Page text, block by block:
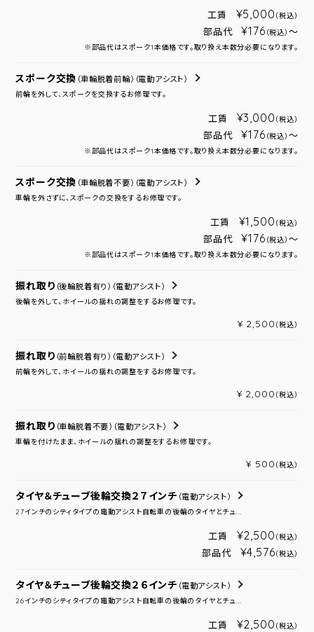
工賃 ¥5,000 （税込）
部品代 ¥176 （税込） ～
※部品代はスポーク1本価格です。取り換え本数分必要になります。
スポーク交換 （車輪脱着前輪） （電動アシスト）
前輪を外して、スポークを交換するお修理です。
工賃 ¥3,000 （税込）
部品代 ¥176 （税込） ～
※部品代はスポーク1本価格です。取り換え本数分必要になります。
スポーク交換 （車輪脱着不要） （電動アシスト）
車輪を外さずに、スポークの交換をするお修理です。
工賃 ¥1,500 （税込）
部品代 ¥176 （税込） ～
※部品代はスポーク1本価格です。取り換え本数分必要になります。
振れ取り （後輪脱着有り） （電動アシスト）
後輪を外して、ホイールの揺れの調整をするお修理です。
¥ 2,500 （税込）
振れ取り （前輪脱着有り） （電動アシスト）
前輪を外して、ホイールの揺れの調整をするお修理です。
¥ 2,000 （税込）
振れ取り （車輪脱着不要） （電動アシスト）
車輪を付けたまま、ホイールの揺れの調整をするお修理です。
¥ 500 （税込）
タイヤ＆チューブ後輪交換２７インチ （電動アシスト）
27インチのシティタイプの電動アシスト自転車の後輪のタイヤとチュ...
工賃 ¥2,500 （税込）
部品代 ¥4,576（税込）
タイヤ＆チューブ後輪交換２６インチ （電動アシスト）
26インチのシティタイプの電動アシスト自転車の後輪のタイヤとチュ...
工賃 ¥2,500 （税込）